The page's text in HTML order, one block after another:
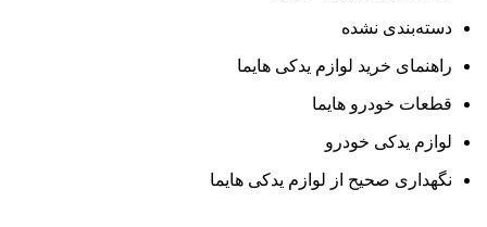
دسته‌بندی نشده
راهنمای خرید لوازم یدکی هایما
قطعات خودرو هایما
لوازم یدکی خودرو
نگهداری صحیح از لوازم یدکی هایما